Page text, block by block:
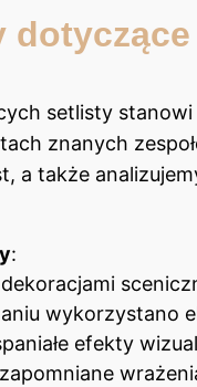
setlisty
znanych
a także
:
wykorzystano
efekty